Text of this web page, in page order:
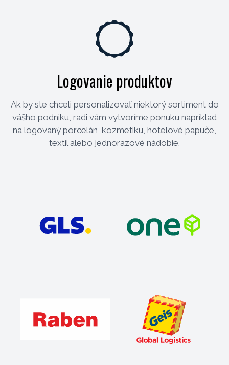
Logovanie produktov
Ak by ste chceli personalizovať niektorý sortiment do
vášho podniku, radi vám vytvoríme ponuku napríklad
na logovaný porcelán, kozmetiku, hotelové papuče,
textil alebo jednorazové nádobie.